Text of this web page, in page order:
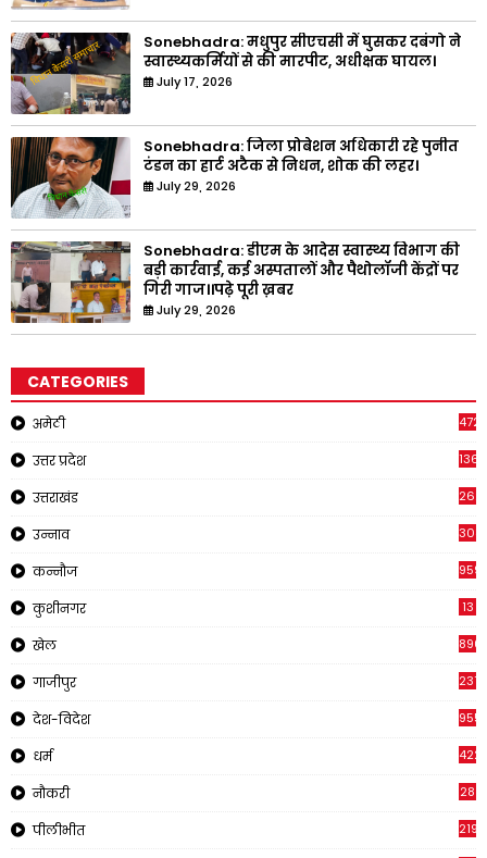
Sonebhadra: मधुपुर सीएचसी में घुसकर दबंगो ने
स्वास्थ्यकर्मियों से की मारपीट, अधीक्षक घायल।
July 17, 2026
Sonebhadra: जिला प्रोबेशन अधिकारी रहे पुनीत
टंडन का हार्ट अटैक से निधन, शोक की लहर।
July 29, 2026
Sonebhadra: डीएम के आदेस स्वास्थ्य विभाग की
बड़ी कार्रवाई, कई अस्पतालों और पैथोलॉजी केंद्रों पर
गिरी गाज।।पढ़े पूरी ख़बर
July 29, 2026
CATEGORIES
अमेठी 4721
उत्तर प्रदेश 1368
उत्तराखंड
उन्नाव 308
कन्नौज 959
कुशीनगर 13
खेल 890
गाजीपुर 237
देश-विदेश 955
धर्म 422
नौकरी 28
पीलीभीत 2195